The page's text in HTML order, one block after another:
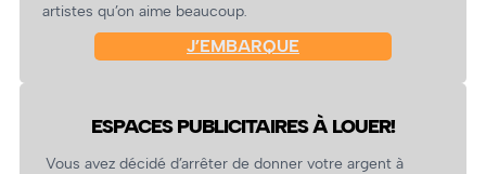
artistes qu’on aime beaucoup.
J’EMBARQUE
ESPACES PUBLICITAIRES À LOUER!
Vous avez décidé d’arrêter de donner votre argent à